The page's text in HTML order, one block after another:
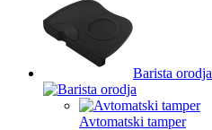
Barista orodja
Avtomatski tamper